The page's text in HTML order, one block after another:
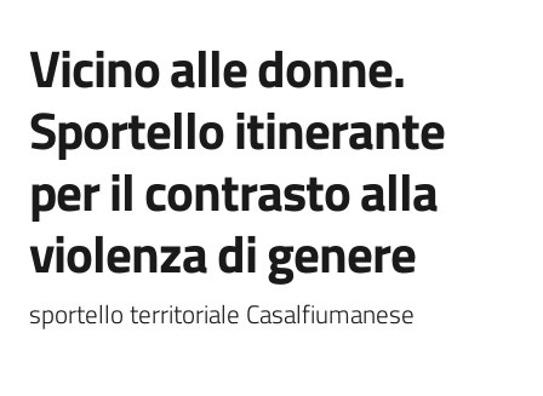
Vivere
Casalfiumanese
Salta al contenuto
Vicino alle donne.
Sportello itinerante
per il contrasto alla
violenza di genere
sportello territoriale Casalfiumanese